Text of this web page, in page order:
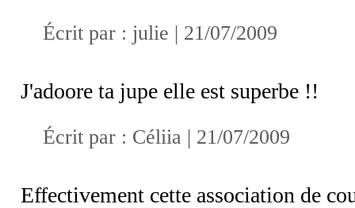
Écrit par : julie | 21/07/2009
J'adoore ta jupe elle est superbe !!
Écrit par : Céliia | 21/07/2009
Effectivement cette association de